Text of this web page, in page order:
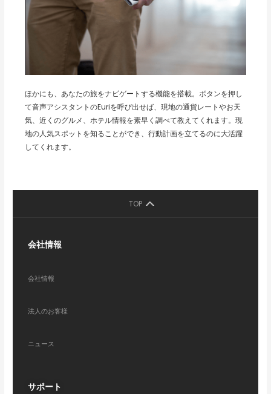
ほかにも、あなたの旅をナビゲートする機能を搭載。ボタンを押し
て音声アシスタントのEuriを呼び出せば、現地の通貨レートやお天
気、近くのグルメ、ホテル情報を素早く調べて教えてくれます。現
地の人気スポットを知ることができ、行動計画を立てるのに大活躍
してくれます。
TOP
会社情報
会社情報
法人のお客様
ニュース
サポート